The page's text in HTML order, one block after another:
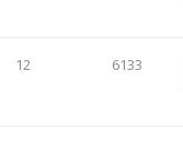
12 6133